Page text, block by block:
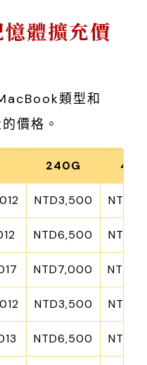
體擴充價
類型和
價格。
240G
NTD3,500
NTD6,500
NTD7,000
NTD3,500
NTD6,500